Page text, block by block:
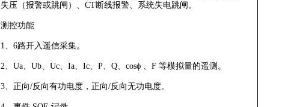
失压（报警或跳闸）、CT断线报警、系统失电跳闸。
测控功能
1、6路开入遥信采集。
2、Ua、Ub、Uc、Ia、Ic、P、Q、cosϕ 、F等模拟量的遥测。
3、正向/反向有功电度，正向/反向无功电度。